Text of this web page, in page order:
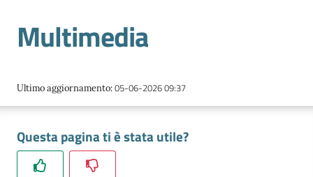
l'impresa
Promuovere
l'impresa
Multimedia
Ultimo aggiornamento:05-06-2026 09:37
Questa pagina ti è stata utile?